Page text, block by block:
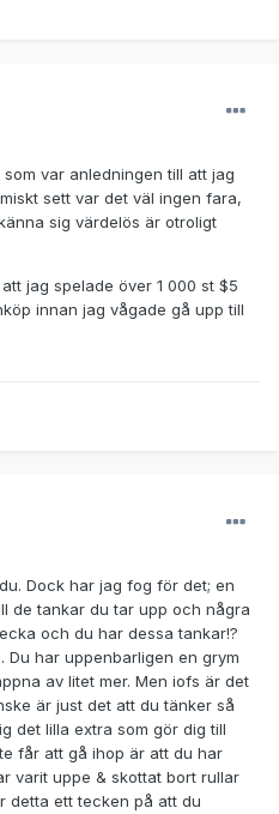
var anledningen till att jag
sett var det väl ingen fara,
sig värdelös är otroligt
jag spelade över 1 000 st $5
innan jag vågade gå upp till
Dock har jag fog för det; en
de tankar du tar upp och några
och du har dessa tankar!?
har uppenbarligen en grym
av litet mer. Men iofs är det
är just det att du tänker så
det lilla extra som gör dig till
får att gå ihop är att du har
varit uppe & skottat bort rullar
detta ett tecken på att du